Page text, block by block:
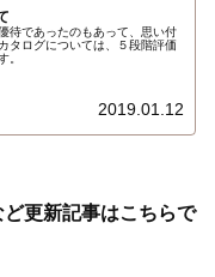
待であったのもあって、思い付
タログについては、５段階評価
。
2019.01.12
更新記事はこちらで